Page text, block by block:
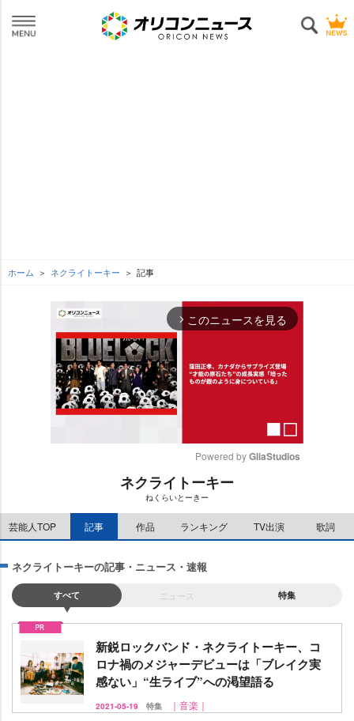
ホーム ネクライトーキー 記事
arrow_forward_ios このニュースを見る
Powered by GliaStudios
ネクライトーキー
ねくらいとーきー
芸能人TOP 記事 作品 ランキング TV出演 歌詞
ネクライトーキーの記事・ニュース・速報
すべて ニュース 特集
新鋭ロックバンド・ネクライトーキー、コ
ロナ禍のメジャーデビューは「ブレイク実
感ない」“生ライブ”への渇望語る
2021-05-19 特集 ｜音楽｜